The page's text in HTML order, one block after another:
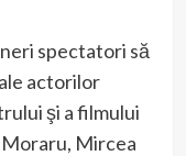
spectatori să
actorilor
şi a filmului
Moraru, Mircea